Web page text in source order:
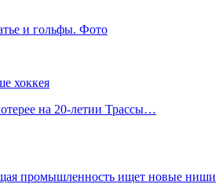
и гольфы. Фото
хоккея
на 20-летии Трассы…
промышленность ищет новые ниши